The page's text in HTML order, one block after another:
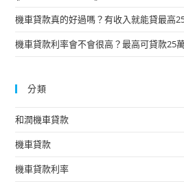
機車貸款真的好過嗎？有收入就能貸最高
機車貸款利率會不會很高？最高可貸款25
分類
和潤機車貸款
機車貸款
機車貸款利率